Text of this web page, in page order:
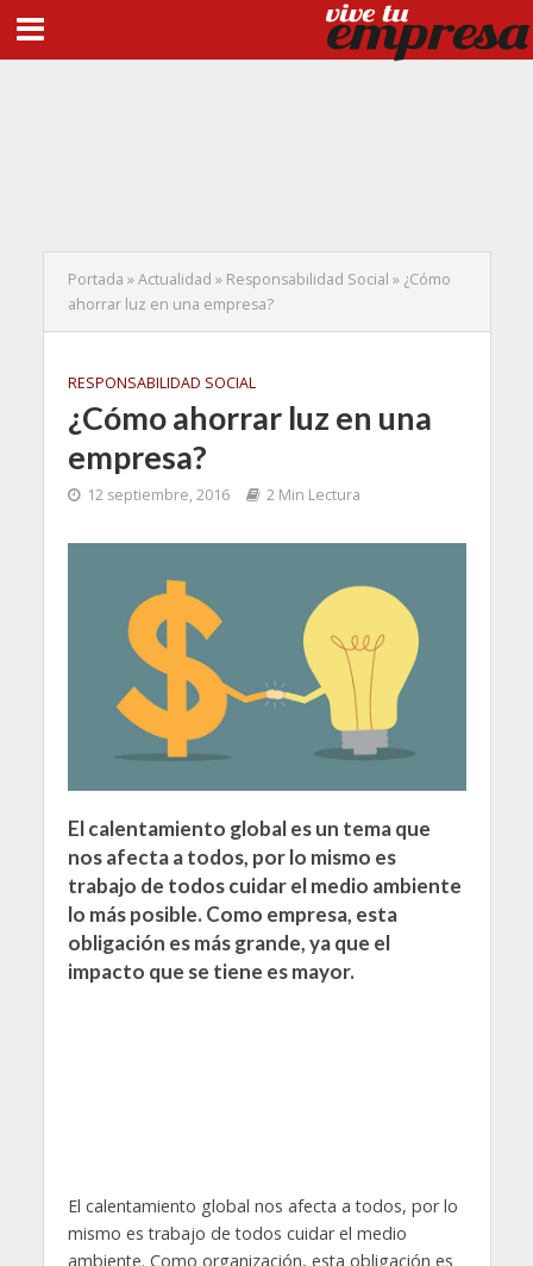
Portada »Actualidad » Responsabilidad Social » ¿Cómo
ahorrar luz en una empresa?
RESPONSABILIDAD SOCIAL
¿Cómo ahorrar luz en una
empresa?
12 septiembre, 2016 2 Min Lectura
El calentamiento global es un tema que
nos afecta a todos, por lo mismo es
trabajo de todos cuidar el medio ambiente
lo más posible. Como empresa, esta
obligación es más grande, ya que el
impacto que se tiene es mayor.
El calentamiento global nos afecta a todos, por lo
mismo es trabajo de todos cuidar el medio
ambiente. Como organización, esta obligación es